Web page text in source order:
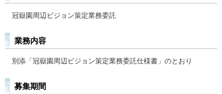
冠嶽園周辺ビジョン策定業務委託
業務内容
別添「冠嶽園周辺ビジョン策定業務委託仕様書」のとおり
募集期間